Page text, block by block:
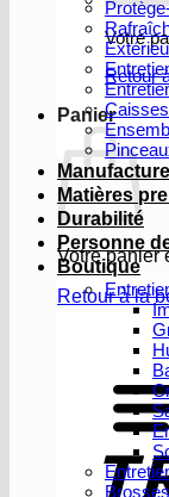
Votre
Retour
Panier
Votre panier
Retour à la
Manufacture
Matières
Durabilité
Personne
Boutique
Brosses